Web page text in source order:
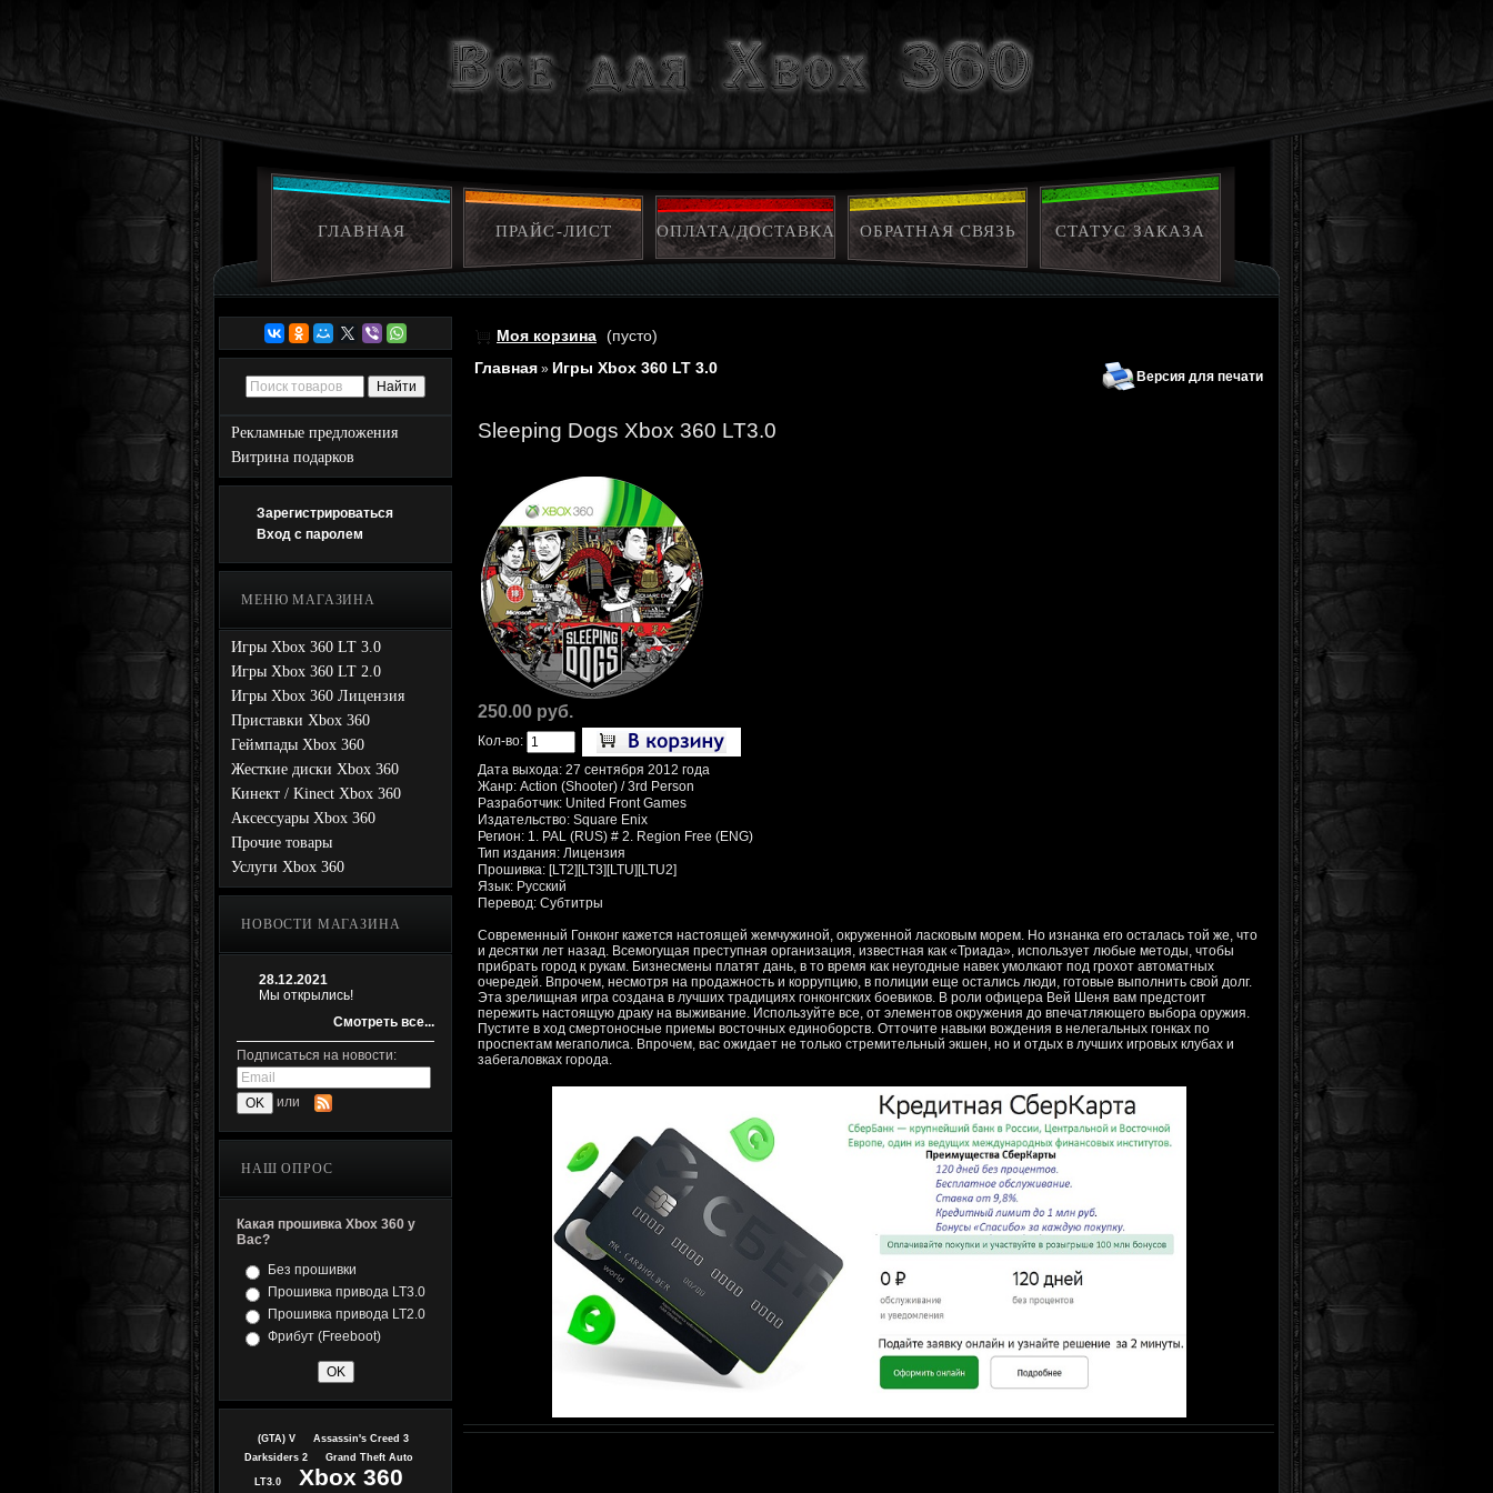
ГЛАВНАЯ ПРАЙС-ЛИСТ ОПЛАТА/ДОСТАВКА ОБРАТНАЯ СВЯЗЬ СТАТУС ЗАКАЗА
Рекламные предложения
Витрина подарков
Зарегистрироваться
Вход с паролем
МЕНЮ МАГАЗИНА
Игры Xbox 360 LT 3.0
Игры Xbox 360 LT 2.0
Игры Xbox 360 Лицензия
Приставки Xbox 360
Геймпады Xbox 360
Жесткие диски Xbox 360
Кинект / Kinect Xbox 360
Аксессуары Xbox 360
Прочие товары
Услуги Xbox 360
НОВОСТИ МАГАЗИНА
28.12.2021
Мы открылись!
Смотреть все...
Подписаться на новости:
или
НАШ ОПРОС
Какая прошивка Xbox 360 у
Вас?
Без прошивки
Прошивка привода LT3.0
Прошивка привода LT2.0
Фрибут (Freeboot)
(GTA) V
Assassin's Creed 3
Darksiders 2
Grand Theft Auto
LT3.0 Xbox 360
Моя корзина (пусто)
Главная » Игры Xbox 360 LT 3.0 Версия для печати
Sleeping Dogs Xbox 360 LT3.0
250.00 руб.
Кол-во:
Дата выхода: 27 сентября 2012 года
Жанр: Action (Shooter) / 3rd Person
Разработчик: United Front Games
Издательство: Square Enix
Регион: 1. PAL (RUS) # 2. Region Free (ENG)
Тип издания: Лицензия
Прошивка: [LT2][LT3][LTU][LTU2]
Язык: Русский
Перевод: Субтитры
Современный Гонконг кажется настоящей жемчужиной, окруженной ласковым морем. Но изнанка его осталась той же, что
и десятки лет назад. Всемогущая преступная организация, известная как «Триада», использует любые методы, чтобы
прибрать город к рукам. Бизнесмены платят дань, в то время как неугодные навек умолкают под грохот автоматных
очередей. Впрочем, несмотря на продажность и коррупцию, в полиции еще остались люди, готовые выполнить свой долг.
Эта зрелищная игра создана в лучших традициях гонконгских боевиков. В роли офицера Вей Шеня вам предстоит
пережить настоящую драку на выживание. Используйте все, от элементов окружения до впечатляющего выбора оружия.
Пустите в ход смертоносные приемы восточных единоборств. Отточите навыки вождения в нелегальных гонках по
проспектам мегаполиса. Впрочем, вас ожидает не только стремительный экшен, но и отдых в лучших игровых клубах и
забегаловках города.